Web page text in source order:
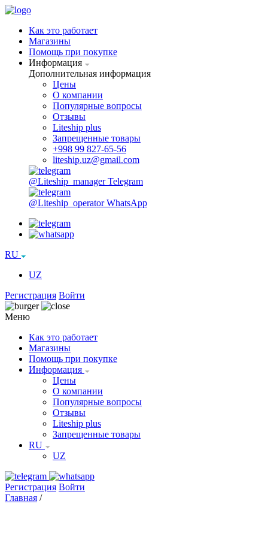
Как это работает
Магазины
Помощь при покупке
Информация
Дополнительная информация
Цены
О компании
Популярные вопросы
Отзывы
Liteship plus
Запрещенные товары
+998 99 827-65-56
liteship.uz@gmail.com
@Liteship_manager Telegram
@Liteship_operator WhatsApp
RU
UZ
Регистрация Войти
Меню
Как это работает
Магазины
Помощь при покупке
Информация
Цены
О компании
Популярные вопросы
Отзывы
Liteship plus
Запрещенные товары
RU
UZ
Регистрация Войти
Главная /